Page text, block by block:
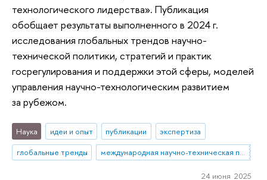
технологического лидерства». Публикация
обобщает результаты выполненного в 2024 г.
исследования глобальных трендов научно-
технической политики, стратегий и практик
госрегулирования и поддержки этой сферы, моделей
управления научно-технологическим развитием
за рубежом.
Наука идеи и опыт публикации
экспертиза
глобальные тренды
международная научно-техническая политика
24 июня 2025